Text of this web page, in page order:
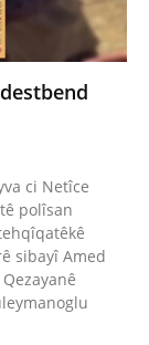
ci Netîce
polîsan
sibayî Amed